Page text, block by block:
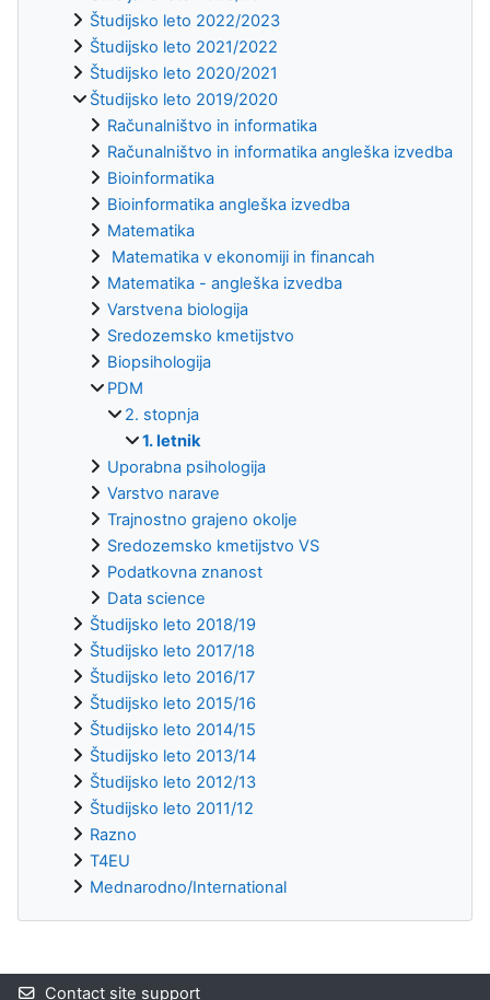
Študijsko leto 2022/2023
Študijsko leto 2021/2022
Študijsko leto 2020/2021
Študijsko leto 2019/2020
Računalništvo in informatika
Računalništvo in informatika angleška izvedba
Bioinformatika
Bioinformatika angleška izvedba
Matematika
Matematika v ekonomiji in financah
Matematika - angleška izvedba
Varstvena biologija
Sredozemsko kmetijstvo
Biopsihologija
PDM
2. stopnja
1. letnik
Uporabna psihologija
Varstvo narave
Trajnostno grajeno okolje
Sredozemsko kmetijstvo VS
Podatkovna znanost
Data science
Študijsko leto 2018/19
Študijsko leto 2017/18
Študijsko leto 2016/17
Študijsko leto 2015/16
Študijsko leto 2014/15
Študijsko leto 2013/14
Študijsko leto 2012/13
Študijsko leto 2011/12
Razno
T4EU
Mednarodno/International
Supplementary blocks
Contact site support